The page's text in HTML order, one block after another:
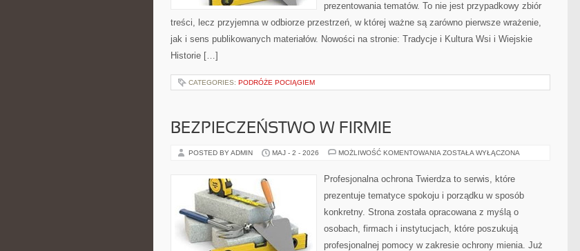
prezentowania tematów. To nie jest przypadkowy zbiór
treści, lecz przyjemna w odbiorze przestrzeń, w której ważne są zarówno pierwsze wrażenie,
jak i sens publikowanych materiałów. Nowości na stronie: Tradycje i Kultura Wsi i Wiejskie
Historie […]
CATEGORIES: PODRÓŻE POCIĄGIEM
BEZPIECZEŃSTWO W FIRMIE
POSTED BY ADMIN MAJ - 2 - 2026 MOŻLIWOŚĆ KOMENTOWANIA BEZPIECZEŃSTWO
ZOSTAŁA WYŁĄCZONA
Profesjonalna ochrona Twierdza to serwis, które
prezentuje tematyce spokoju i porządku w sposób
konkretny. Strona została opracowana z myślą o
osobach, firmach i instytucjach, które poszukują
profesjonalnej pomocy w zakresie ochrony mienia. Już